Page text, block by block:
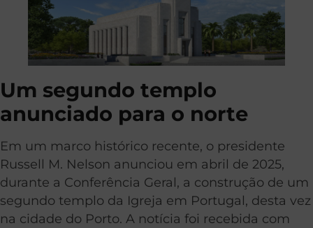
Um segundo templo
anunciado para o norte
Em um marco histórico recente, o presidente
Russell M. Nelson anunciou em abril de 2025,
durante a Conferência Geral, a construção de um
segundo templo da Igreja em Portugal, desta vez
na cidade do Porto. A notícia foi recebida com